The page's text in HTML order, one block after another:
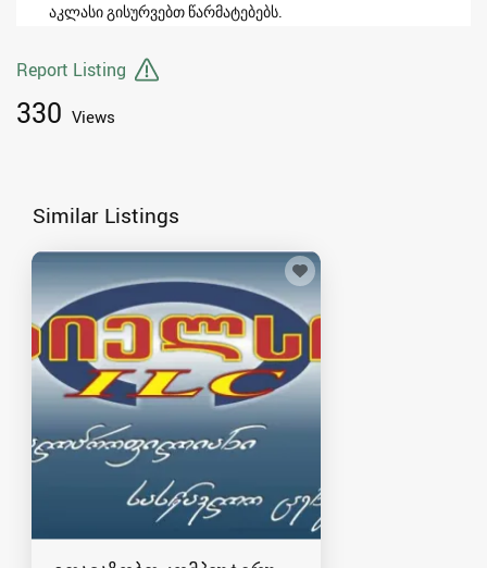
აკლასი გისურვებთ წარმატებებს.
Report Listing
330 Views
Similar Listings